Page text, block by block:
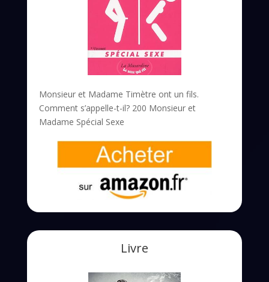
Monsieur et Madame Timètre ont un fils.
Comment s’appelle-t-il? 200 Monsieur et
Madame Spécial Sexe
Livre